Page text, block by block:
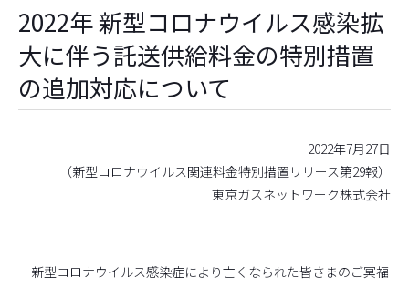
2022年 新型コロナウイルス感染拡
大に伴う託送供給料金の特別措置
の追加対応について
2022年7月27日
（新型コロナウイルス関連料金特別措置リリース第29報）
東京ガスネットワーク株式会社
新型コロナウイルス感染症により亡くなられた皆さまのご冥福